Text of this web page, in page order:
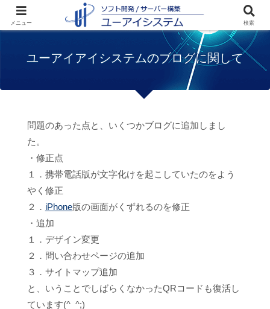
お知らせ
ユーアイアイシステムの
ブログに関して
ユーアイアイシステムのブログに関して
問題のあった点と、いくつかブログに追加しまし
た。
・修正点
１．携帯電話版が文字化けを起こしていたのをよう
やく修正
２． iPhone版の画面がくずれるのを修正
・追加
１．デザイン変更
２．問い合わせページの追加
３．サイトマップ追加
と、いうことでしばらくなかったQRコードも復活し
ています(^_^;)
メニュー 検索